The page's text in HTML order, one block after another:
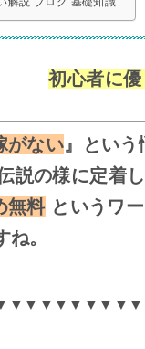
初心者に
がない』という
説の様に定
無料というワ
。